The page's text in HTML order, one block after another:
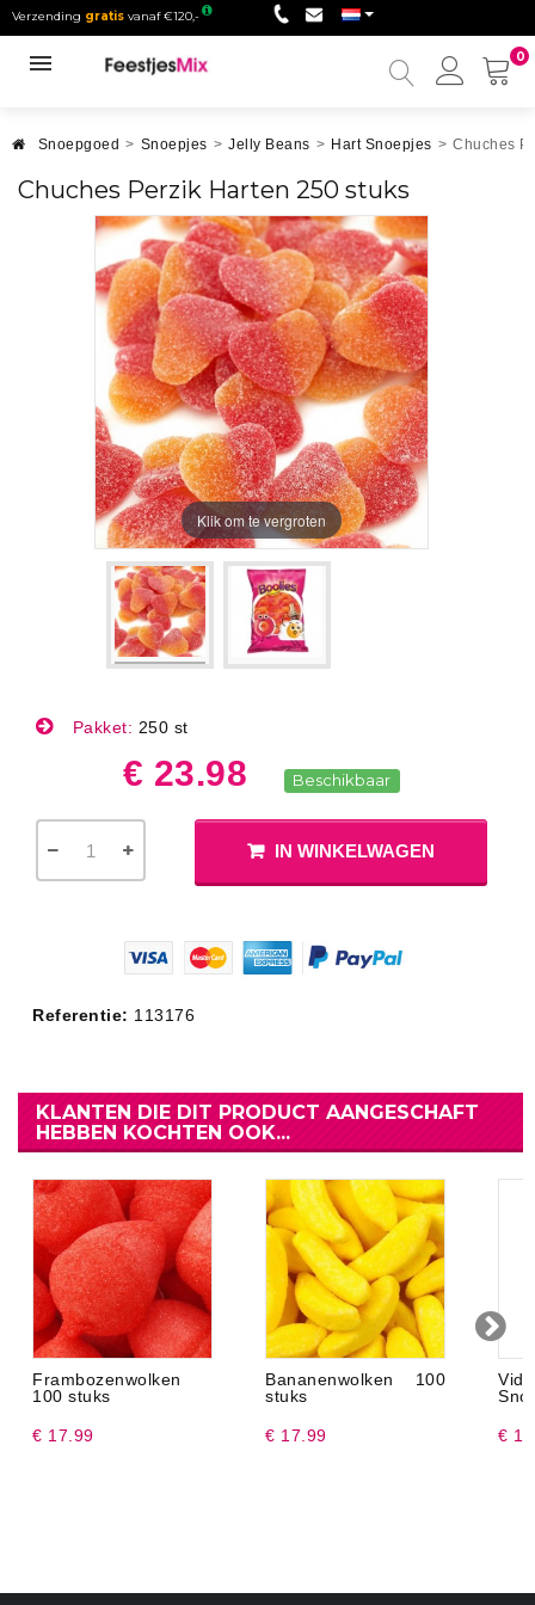
Verzending gratis vanaf €120,-
0
Mijn
Snoepgoed > Snoepjes > Jelly Beans > Hart Snoepjes > Chuches
Chuches Perzik Harten 250 stuks
Klik om te vergroten
Pakket: 250 st
€ 23.98 Beschikbaar
IN WINKELWAGEN
Referentie: 113176
KLANTEN DIE DIT PRODUCT AANGESCHAFT
HEBBEN KOCHTEN OOK...
Frambozenwolken
100 stuks
€ 17.99
Bananenwolken 100
stuks
€ 17.99 €